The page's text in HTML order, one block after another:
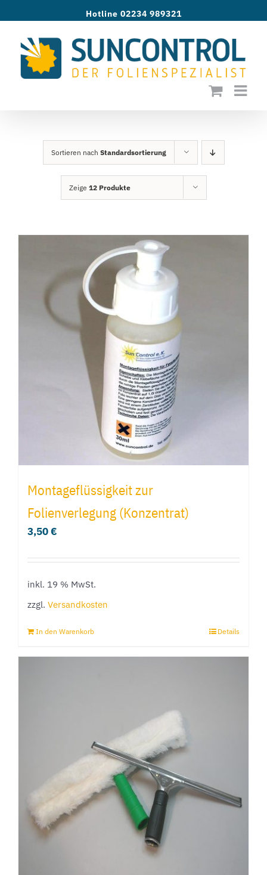
springen
Hotline 02234 989321
Sortieren nach Standardsortierung
Zeige 12 Produkte
Montageflüssigkeit zur
Folienverlegung (Konzentrat)
3,50€
inkl. 19 % MwSt.
zzgl. Versandkosten
In den Warenkorb Details